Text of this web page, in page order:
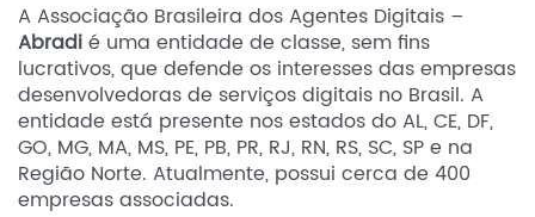
A Associação Brasileira dos Agentes Digitais –
Abradié uma entidade de classe, sem fins
lucrativos, que defende os interesses das empresas
desenvolvedoras de serviços digitais no Brasil. A
entidade está presente nos estados do AL, CE, DF,
GO, MG, MA, MS, PE, PB, PR, RJ, RN, RS, SC, SP e na
Região Norte. Atualmente, possui cerca de 400
empresas associadas.